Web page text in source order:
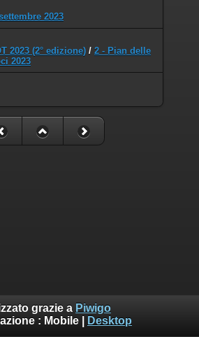
2023
2023 (2° edizione) / 2 - Pian delle
2023
grazie a Piwigo
: Mobile Desktop